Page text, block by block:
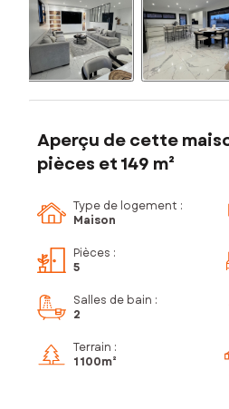
Aperçu de cette
pièces et 149 m²
Type de logement :
Maison
Pièces :
5
Salles de bain :
2
Terrain :
1 100m²